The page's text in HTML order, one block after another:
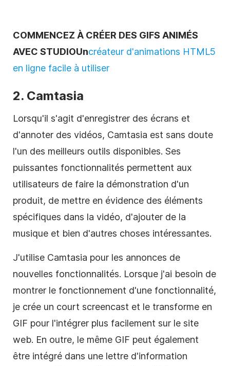
COMMENCEZ À CRÉER DES GIFS ANIMÉS
AVEC STUDIOUncréateur d'animations HTML5
en ligne facile à utiliser
2. Camtasia
Lorsqu'il s'agit d'enregistrer des écrans et
d'annoter des vidéos, Camtasia est sans doute
l'un des meilleurs outils disponibles. Ses
puissantes fonctionnalités permettent aux
utilisateurs de faire la démonstration d'un
produit, de mettre en évidence des éléments
spécifiques dans la vidéo, d'ajouter de la
musique et bien d'autres choses intéressantes.
J'utilise Camtasia pour les annonces de
nouvelles fonctionnalités. Lorsque j'ai besoin de
montrer le fonctionnement d'une fonctionnalité,
je crée un court screencast et le transforme en
GIF pour l'intégrer plus facilement sur le site
web. En outre, le même GIF peut également
être intégré dans une lettre d'information